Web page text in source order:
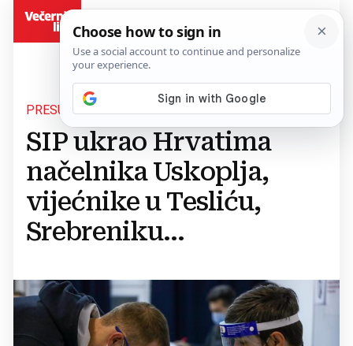
PRESUDILA POLITIKA
SIP ukrao Hrvatima
načelnika Uskoplja,
vijećnike u Tesliću,
Srebreniku...